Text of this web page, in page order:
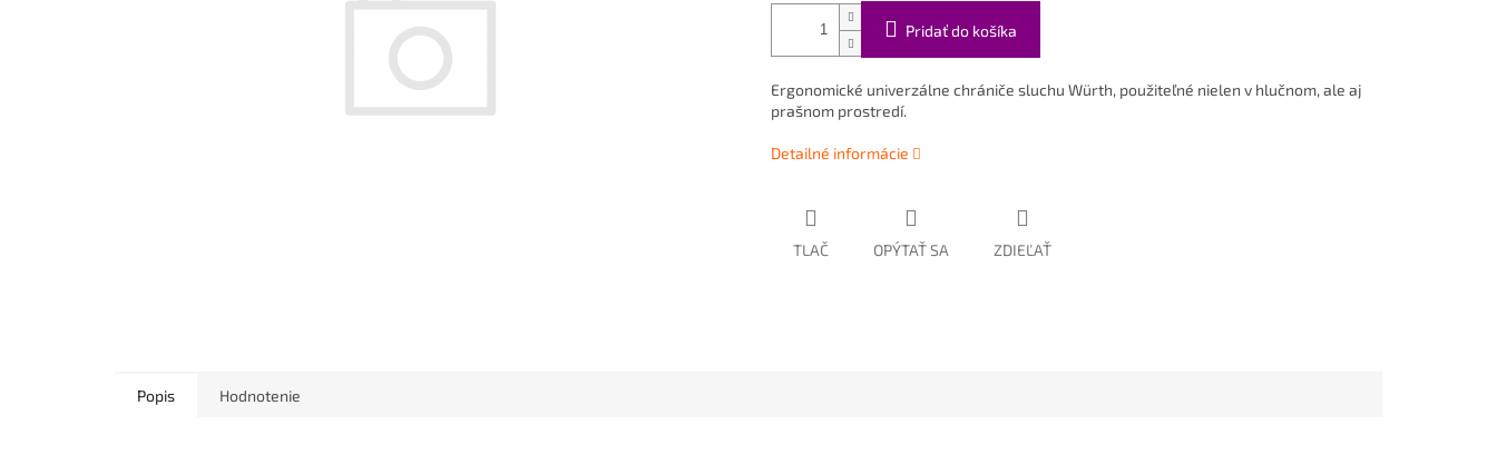
Pridať do košíka
Ergonomické univerzálne chrániče sluchu Würth, použiteľné nielen v hlučnom, ale aj
prašnom prostredí.
Detailné informácie
TLAČ OPÝTAŤ SA ZDIEĽAŤ
Popis Hodnotenie